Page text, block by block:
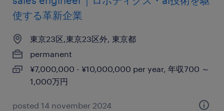
使する革新企業
東京23区,東京23区外, 東京都
permanent
¥7,000,000 - ¥10,000,000 per year, 年収700 ～
1,000万円
posted 14 november 2024